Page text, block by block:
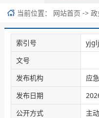
当前位置： 网站首页 -> 政
索引号
文号
发布机构
应
发布日期
公开方式
主